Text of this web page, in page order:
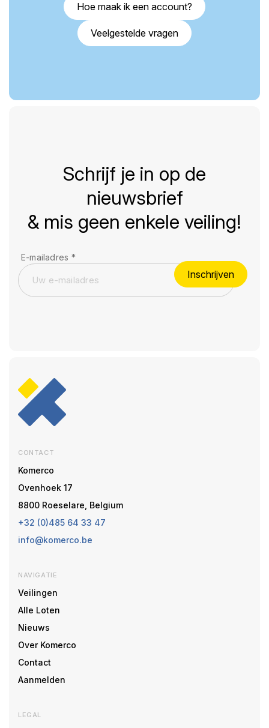
Hoe maak ik een account?
Veelgestelde vragen
Schrijf je in op de
nieuwsbrief
& mis geen enkele veiling!
E-mailadres *
Inschrijven
CONTACT
Komerco
Ovenhoek 17
8800 Roeselare, Belgium
+32 (0)485 64 33 47
info@komerco.be
NAVIGATIE
Veilingen
Alle Loten
Nieuws
Over Komerco
Contact
Aanmelden
LEGAL